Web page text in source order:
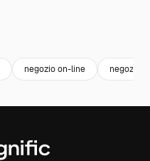
negozio on-line negozio